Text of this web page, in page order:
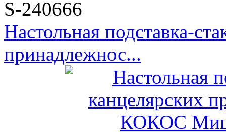
S-240666
Настольная подставка-
принадлежнос...